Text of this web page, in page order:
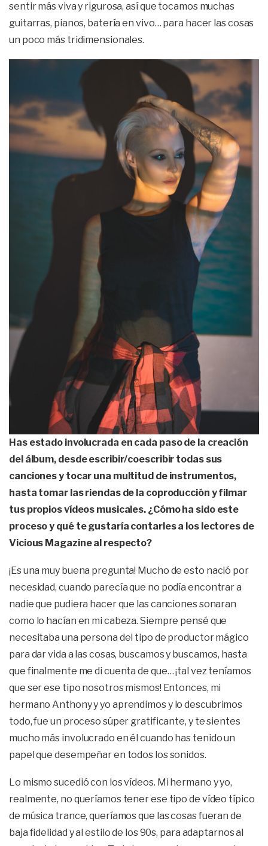
sentir más viva y rigurosa, así que tocamos muchas
guitarras, pianos, batería en vivo… para hacer las cosas
un poco más tridimensionales.
Has estado involucrada en cada paso de la creación
del álbum, desde escribir/coescribir todas sus
canciones y tocar una multitud de instrumentos,
hasta tomar las riendas de la coproducción y filmar
tus propios vídeos musicales. ¿Cómo ha sido este
proceso y qué te gustaría contarles a los lectores de
Vicious Magazine al respecto?
¡Es una muy buena pregunta! Mucho de esto nació por
necesidad, cuando parecía que no podía encontrar a
nadie que pudiera hacer que las canciones sonaran
como lo hacían en mi cabeza. Siempre pensé que
necesitaba una persona del tipo de productor mágico
para dar vida a las cosas, buscamos y buscamos, hasta
que finalmente me di cuenta de que… ¡tal vez teníamos
que ser ese tipo nosotros mismos! Entonces, mi
hermano Anthony y yo aprendimos y lo descubrimos
todo, fue un proceso súper gratificante, y te sientes
mucho más involucrado en él cuando has tenido un
papel que desempeñar en todos los sonidos.
Lo mismo sucedió con los vídeos. Mi hermano y yo,
realmente, no queríamos tener ese tipo de vídeo típico
de música trance, queríamos que las cosas fueran de
baja fidelidad y al estilo de los 90s, para adaptarnos al